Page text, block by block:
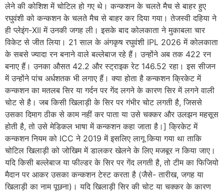
लेने की कोशिश में चोटिल हो गए थे। कन्कशन के चलते मैच से बाहर हुए
रघुवंशी को कन्कशन के चलते मैच से बाहर कर दिया गया। तेजस्वी दहिया ने
ही प्लेइंग-XII में उनकी जगह ली। इसके बाद कोलकाता ने मुकाबला चार
विकेट से जीत लिया। 21 साल के अंगकृष रघुवंशी IPL 2026 में कोलकाता
के सबसे ज्यादा रन बनाने वाले बल्लेबाज रहे हैं। उन्होंने अब तक 422 रन
बनाए हैं। उनका औसत 42.2 और स्ट्राइक रेट 146.52 रहा। इस सीजन
में उन्होंने पांच अर्धशतक भी लगाए हैं। क्या होता है कन्कशन क्रिकेट में
कन्कशन का मतलब सिर या गर्दन पर गेंद लगने के कारण सिर में लगने वाली
चोट से है। जब किसी खिलाड़ी के सिर पर गंभीर चोट लगती है, जिससे
उसका दिमाग ठीक से काम नहीं कर पाता या उसे चक्कर और उलझन महसूस
होती है, तो उसे मेडिकल भाषा में कन्कशन कहा जाता है।] क्रिकेट में
कन्कशन नियम को ICC ने 2019 में इसलिए लागू किया गया था ताकि
चोटिल खिलाड़ी को जोखिम में डालकर खेलने के लिए मजबूर न किया जाए।
यदि किसी बल्लेबाज या फील्डर के सिर पर गेंद लगती है, तो टीम का फिजियो
मैदान पर आकर उसका कन्कशन टेस्ट करता है (जैसे- तारीख, जगह या
खिलाड़ी का नाम पूछना)। यदि खिलाड़ी सिर की चोट या चक्कर के कारण